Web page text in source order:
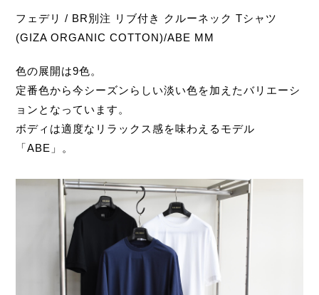
フェデリ / BR別注 リブ付き クルーネック Tシャツ
(GIZA ORGANIC COTTON)/ABE MM
色の展開は9色。
定番色から今シーズンらしい淡い色を加えたバリエーシ
ョンとなっています。
ボディは適度なリラックス感を味わえるモデル
「ABE」。